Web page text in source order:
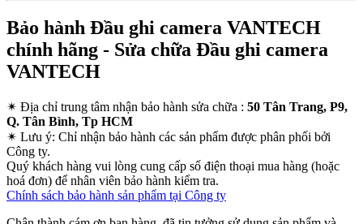
Bảo hành Đầu ghi camera VANTECH
chính hãng - Sửa chữa Đầu ghi camera
VANTECH
✴ Địa chỉ trung tâm nhận bảo hành sửa chữa : 50 Tân Trang, P9,
Q. Tân Bình, Tp HCM
✴ Lưu ý: Chỉ nhận bảo hành các sản phẩm được phân phối bởi
Công ty.
Quý khách hàng vui lòng cung cấp số điện thoại mua hàng (hoặc
hoá đơn) để nhân viên bảo hành kiểm tra.
Chính sách bảo hành sản phẩm tại Công ty